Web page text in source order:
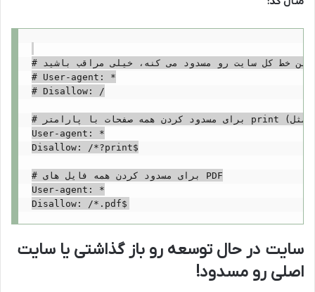
# این خط کل سایت رو مسدود می کنه، خیلی مراقب باشید!
# User-agent: *
# Disallow: /
# برای مسدود کردن همه صفحات با پارامتر print (مثل example.com/page?print=1)
User-agent: *
Disallow: /*?print$
# برای مسدود کردن همه فایل های PDF
User-agent: *
سایت در حال توسعه رو باز گذاشتی یا سایت
اصلی رو مسدود!